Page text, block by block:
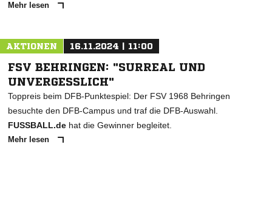
Mehr lesen
AKTIONEN 16.11.2024 | 11:00
FSV BEHRINGEN: "SURREAL UND
UNVERGESSLICH"
Toppreis beim DFB-Punktespiel: Der FSV 1968 Behringen
besuchte den DFB-Campus und traf die DFB-Auswahl.
FUSSBALL.de hat die Gewinner begleitet.
Mehr lesen